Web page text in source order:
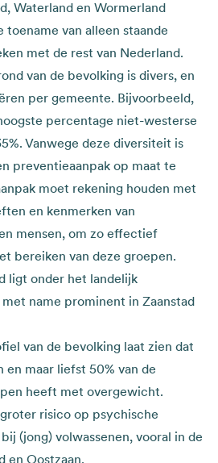
Waterland en Wormerland
toename van alleen staande
met de rest van Nederland.
van de bevolking is divers, en
per gemeente. Bijvoorbeeld,
percentage niet-westerse
Vanwege deze diversiteit is
preventieaanpak op maat te
moet rekening houden met
en kenmerken van
mensen, om zo effectief
bereiken van deze groepen.
ligt onder het landelijk
name prominent in Zaanstad
van de bevolking laat zien dat
en maar liefst 50% van de
heeft met overgewicht.
risico op psychische
(jong) volwassenen, vooral in de
en Oostzaan.